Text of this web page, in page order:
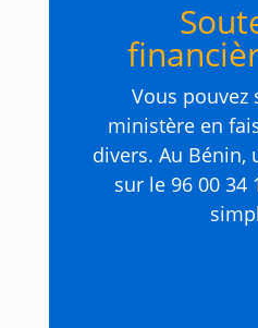
Vous pouvez
ministère en
divers. Au Bénin,
sur le 96 00 34